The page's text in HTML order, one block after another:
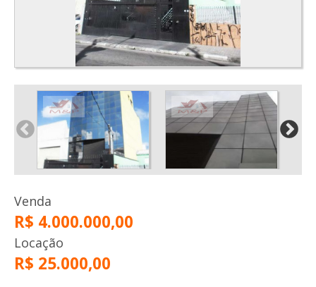
Venda
R$ 4.000.000,00
Locação
R$ 25.000,00